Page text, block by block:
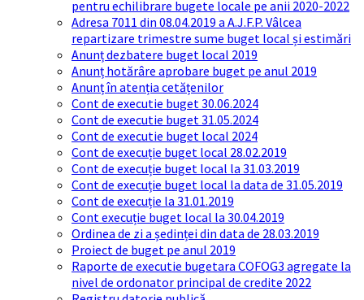
pentru echilibrare bugete locale pe anii 2020-2022
Adresa 7011 din 08.04.2019 a A.J.F.P. Vâlcea
repartizare trimestre sume buget local și estimări
Anunț dezbatere buget local 2019
Anunț hotărâre aprobare buget pe anul 2019
Anunț în atenția cetățenilor
Cont de executie buget 30.06.2024
Cont de executie buget 31.05.2024
Cont de executie buget local 2024
Cont de execuție buget local 28.02.2019
Cont de execuție buget local la 31.03.2019
Cont de execuție buget local la data de 31.05.2019
Cont de execuție la 31.01.2019
Cont execuție buget local la 30.04.2019
Ordinea de zi a ședinței din data de 28.03.2019
Proiect de buget pe anul 2019
Raporte de executie bugetara COFOG3 agregate la
nivel de ordonator principal de credite 2022